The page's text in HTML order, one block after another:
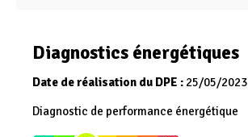
Diagnostics énergétiques
Date de réalisation du DPE : 25/05/2023
Diagnostic de performance énergétique